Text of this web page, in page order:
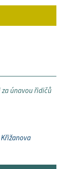
za únavou řidičů